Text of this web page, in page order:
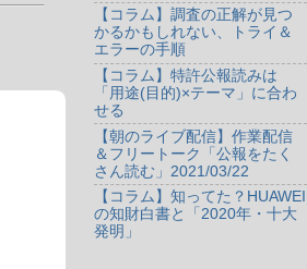
【コラム】調査の正解が見つ
かるかもしれない、トライ＆
エラーの手順
【コラム】特許公報読みは
「用途(目的)×テーマ」に合わ
せる
【朝のライブ配信】作業配信
＆フリートーク「公報をたく
さん読む」2021/03/22
【コラム】知ってた？HUAWEI
の知財白書と「2020年・十大
発明」